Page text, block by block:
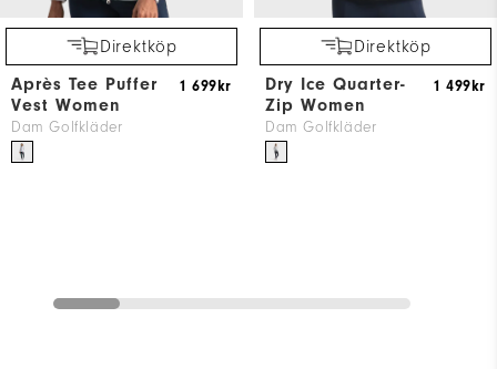
Direktköp
Après Tee Puffer
Vest Women
Dam Golfkläder
1 699kr
Direktköp
Dry Ice Quarter-
Zip Women
Dam Golfkläder
1 499kr